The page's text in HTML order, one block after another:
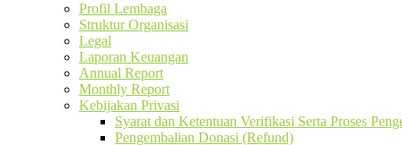
Profil Lembaga
Struktur Organisasi
Legal
Laporan Keuangan
Annual Report
Monthly Report
Kebijakan Privasi
Syarat dan Ketentuan Verifikasi Serta Proses
Pengembalian Donasi (Refund)